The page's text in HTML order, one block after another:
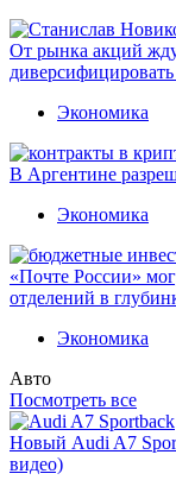
От рынка акций
Экономика
В Аргентине
Экономика
«Почте России»
отделений в
Экономика
Авто
Посмотреть все
Новый Audi A7
видео)